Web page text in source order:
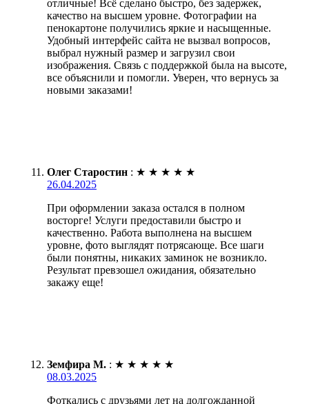
отличные! Всё сделано быстро, без задержек,
качество на высшем уровне. Фотографии на
пенокартоне получились яркие и насыщенные.
Удобный интерфейс сайта не вызвал вопросов,
выбрал нужный размер и загрузил свои
изображения. Связь с поддержкой была на высоте,
все объяснили и помогли. Уверен, что вернусь за
новыми заказами!
Олег Старостин : ★ ★ ★ ★ ★
26.04.2025
При оформлении заказа остался в полном
восторге! Услуги предоставили быстро и
качественно. Работа выполнена на высшем
уровне, фото выглядят потрясающе. Все шаги
были понятны, никаких заминок не возникло.
Результат превзошел ожидания, обязательно
закажу еще!
Земфира М. : ★ ★ ★ ★ ★
08.03.2025
Фоткались с друзьями лет на долгожданной